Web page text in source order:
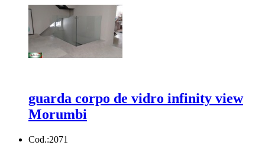
guarda corpo de vidro infinity view
Morumbi
Cod.:2071